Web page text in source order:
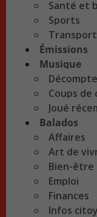
Santé et
Sports
Émissions
Musique
Coups de
Joué
Balados
Affaires
Art de
Bien-être
Emploi
Finances
Infos